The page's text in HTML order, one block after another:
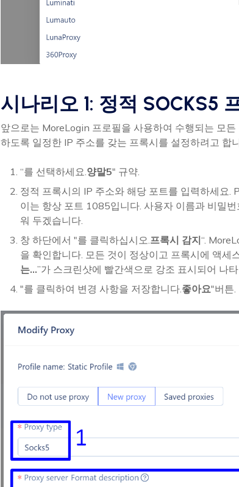
시나리오 1: 정적 SOCKS5
앞으로는 MoreLogin 프로필을 사용하여 수행되는 모
하도록 일정한 IP 주소를 갖는 프록시를 설정하려고 합
“를 선택하세요.양말5" 규약.
정적 프록시의 IP 주소와 해당 포트를 입력하세요.
이는 항상 포트 1085입니다. 사용자 이름과 비밀
워 두겠습니다.
창 하단에서 "를 클릭하십시오.프록시 감지“.
을 확인합니다. 모든 것이 정상이고 프록시에 액세
는…”가 스크린샷에 빨간색으로 강조 표시되어 나
"를 클릭하여 변경 사항을 저장합니다.좋아요"버튼.